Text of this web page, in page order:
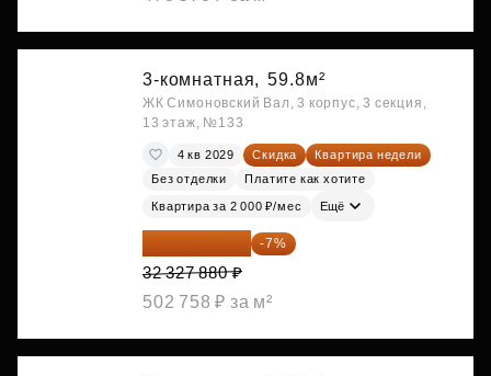
3-комнатная, 59.8м²
ЖК Симоновский Вал, 3 корпус, 3 секция,
13 этаж, №133
4 кв 2029 Скидка
Квартира недели
Без отделки
Платите как хотите
Квартира за 2 000 ₽/мес Ещё
30 064 928 ₽ -7%
32 327 880 ₽
502 758 ₽ за м²